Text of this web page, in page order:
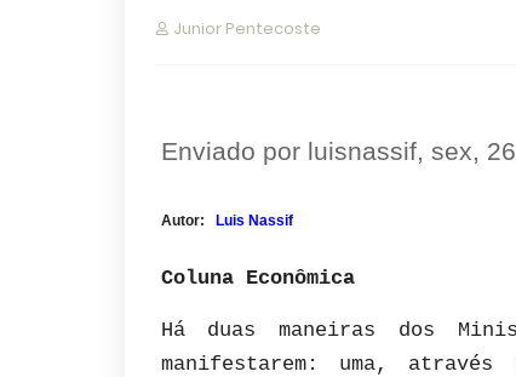
Junior Pentecoste
Enviado por luisnassif, sex,
Autor: Luis Nassif
Coluna Econômica
Há duas maneiras dos
manifestarem: uma,